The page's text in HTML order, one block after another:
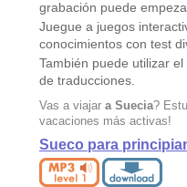
grabación puede
Juegue a juegos
conocimientos con test
También puede utilizar
de traducciones.
Vas a viajar a Suecia?
vacaciones más activas!
Sueco para